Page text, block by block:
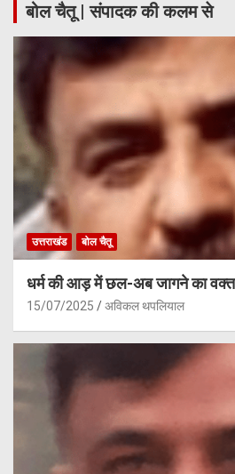
बोल चैतू | संपादक की कलम से
उत्तराखंड बोल चैतू
धर्म की आड़ में छल-अब जागने का वक्त
15/07/2025 अविकल थपलियाल